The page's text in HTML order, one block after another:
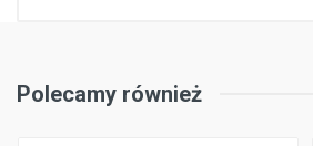
Polecamy również